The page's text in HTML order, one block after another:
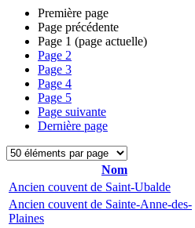
Première page
Page précédente
Page 1 (page actuelle)
Page 2
Page 3
Page 4
Page 5
Page suivante
Dernière page
Nom
Ancien couvent de Saint-Ubalde
Ancien couvent de Sainte-Anne-des-
Plaines